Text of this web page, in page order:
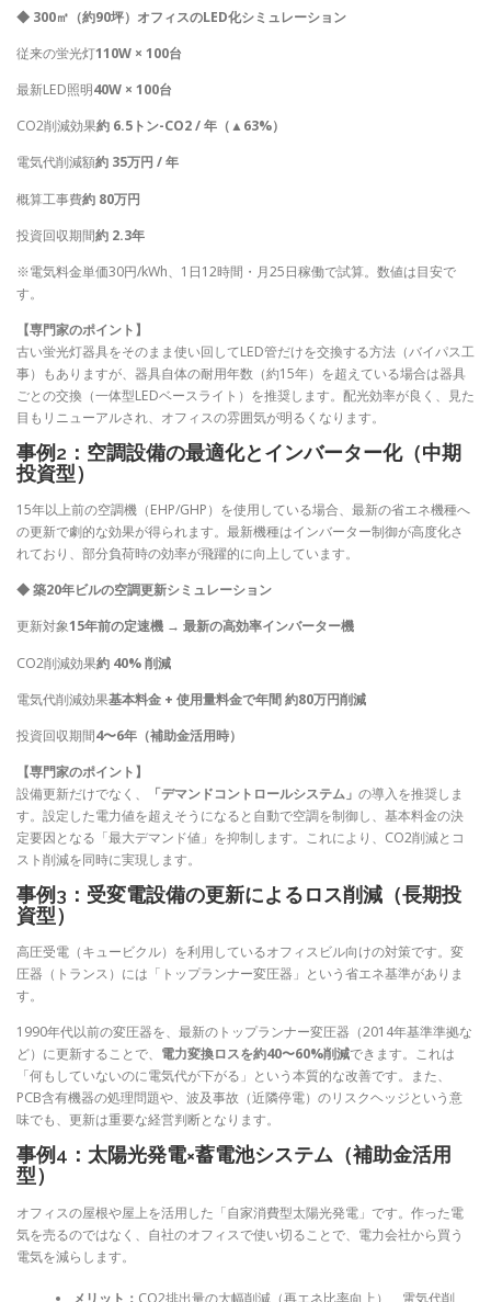
◆ 300㎡（約90坪）オフィスのLED化シミュレーション
従来の蛍光灯110W × 100台
最新LED照明40W × 100台
CO2削減効果約 6.5トン-CO2 / 年（▲63%）
電気代削減額約 35万円 / 年
概算工事費約 80万円
投資回収期間約 2.3年
※電気料金単価30円/kWh、1日12時間・月25日稼働で試算。数値は目安で
す。
【専門家のポイント】
古い蛍光灯器具をそのまま使い回してLED管だけを交換する方法（バイパス工
事）もありますが、器具自体の耐用年数（約15年）を超えている場合は器具
ごとの交換（一体型LEDベースライト）を推奨します。配光効率が良く、見た
目もリニューアルされ、オフィスの雰囲気が明るくなります。
事例2：空調設備の最適化とインバーター化（中期
投資型）
15年以上前の空調機（EHP/GHP）を使用している場合、最新の省エネ機種へ
の更新で劇的な効果が得られます。最新機種はインバーター制御が高度化さ
れており、部分負荷時の効率が飛躍的に向上しています。
◆ 築20年ビルの空調更新シミュレーション
更新対象15年前の定速機 → 最新の高効率インバーター機
CO2削減効果約 40% 削減
電気代削減効果基本料金 + 使用量料金で年間 約80万円削減
投資回収期間4〜6年（補助金活用時）
【専門家のポイント】
設備更新だけでなく、
「デマンドコントロールシステム」 の導入を推奨しま
す。設定した電力値を超えそうになると自動で空調を制御し、基本料金の決
定要因となる「最大デマンド値」を抑制します。これにより、CO2削減とコ
スト削減を同時に実現します。
事例3：受変電設備の更新によるロス削減（長期投
資型）
高圧受電（キュービクル）を利用しているオフィスビル向けの対策です。変
圧器（トランス）には「トップランナー変圧器」という省エネ基準がありま
す。
1990年代以前の変圧器を、最新のトップランナー変圧器（2014年基準準拠な
ど）に更新することで、 電力変換ロスを約40〜60%削減できます。これは
「何もしていないのに電気代が下がる」という本質的な改善です。また、
PCB含有機器の処理問題や、波及事故（近隣停電）のリスクヘッジという意
味でも、更新は重要な経営判断となります。
事例4：太陽光発電×蓄電池システム（補助金活用
型）
オフィスの屋根や屋上を活用した「自家消費型太陽光発電」です。作った電
気を売るのではなく、自社のオフィスで使い切ることで、電力会社から買う
電気を減らします。
メリット： CO2排出量の大幅削減（再エネ比率向上）、電気代削